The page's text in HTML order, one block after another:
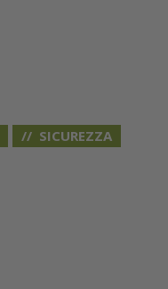
SICUREZZA